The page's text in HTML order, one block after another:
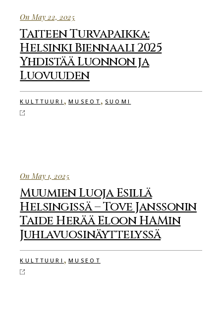
On May 22, 2025
Taiteen Turvapaikka:
Helsinki Biennaali 2025
Yhdistää Luonnon ja
Luovuuden
KULTTUURI ,MUSEOT , SUOMI
On May 1, 2025
Muumien Luoja Esillä
Helsingissä – Tove Janssonin
Taide Herää Eloon HAMin
Juhlavuosinäyttelyssä
KULTTUURI ,MUSEOT